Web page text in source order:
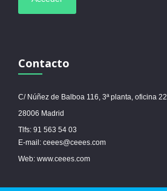
Contacto
C/ Núñez de Balboa 116, 3ª planta, oficina 22
28006 Madrid
Tlfs: 91 563 54 03
E-mail: ceees@ceees.com
Web: www.ceees.com